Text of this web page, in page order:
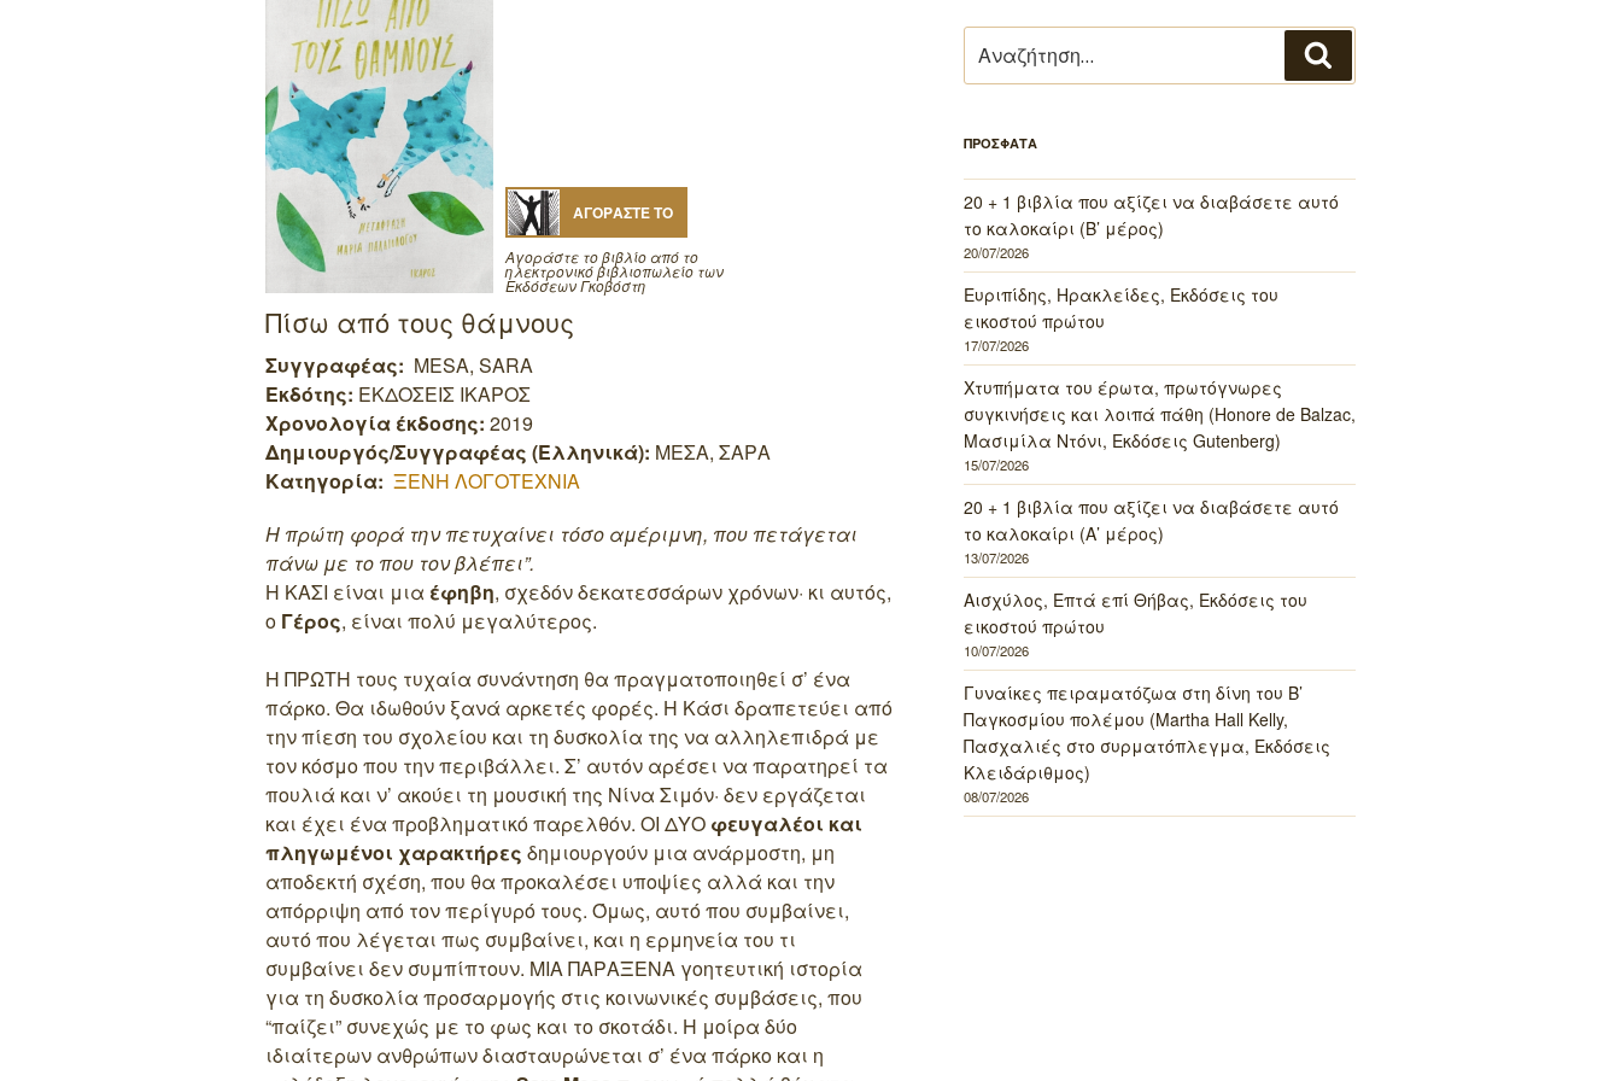
ΑΓΟΡΑΣΤΕ ΤΟ
Αγοράστε το βιβλίο από το
ηλεκτρονικό βιβλιοπωλείο των
Εκδόσεων Γκοβόστη
Πίσω από τους θάμνους
Συγγραφέας: MESA, SARA
Εκδότης: ΕΚΔΟΣΕΙΣ ΙΚΑΡΟΣ
Χρονολογία έκδοσης: 2019
Δημιουργός/Συγγραφέας (Ελληνικά): ΜΕΣΑ, ΣΑΡΑ
Κατηγορία: ΞΕΝΗ ΛΟΓΟΤΕΧΝΙΑ
Η πρώτη φορά την πετυχαίνει τόσο αμέριμνη, που πετάγεται
πάνω με το που τον βλέπει”.
Η ΚΑΣΙ είναι μια έφηβη, σχεδόν δεκατεσσάρων χρόνων· κι αυτός,
ο Γέρος, είναι πολύ μεγαλύτερος.
Η ΠΡΩΤΗ τους τυχαία συνάντηση θα πραγματοποιηθεί σ’ ένα
πάρκο. Θα ιδωθούν ξανά αρκετές φορές. Η Κάσι δραπετεύει από
την πίεση του σχολείου και τη δυσκολία της να αλληλεπιδρά με
τον κόσμο που την περιβάλλει. Σ’ αυτόν αρέσει να παρατηρεί τα
πουλιά και ν’ ακούει τη μουσική της Νίνα Σιμόν· δεν εργάζεται
και έχει ένα προβληματικό παρελθόν. ΟΙ ΔΥΟ φευγαλέοι και
πληγωμένοι χαρακτήρες δημιουργούν μια ανάρμοστη, μη
αποδεκτή σχέση, που θα προκαλέσει υποψίες αλλά και την
απόρριψη από τον περίγυρό τους. Όμως, αυτό που συμβαίνει,
αυτό που λέγεται πως συμβαίνει, και η ερμηνεία του τι
συμβαίνει δεν συμπίπτουν. ΜΙΑ ΠΑΡΑΞΕΝΑ γοητευτική ιστορία
για τη δυσκολία προσαρμογής στις κοινωνικές συμβάσεις, που
“παίζει” συνεχώς με το φως και το σκοτάδι. Η μοίρα δύο
ιδιαίτερων ανθρώπων διασταυρώνεται σ’ ένα πάρκο και η
για:
ΠΡΟΣΦΑΤΑ
20 + 1 βιβλία που αξίζει να διαβάσετε αυτό
το καλοκαίρι (Β’ μέρος)
20/07/2026
Ευριπίδης, Ηρακλείδες, Εκδόσεις του
εικοστού πρώτου
17/07/2026
Χτυπήματα του έρωτα, πρωτόγνωρες
συγκινήσεις και λοιπά πάθη (Honore de Balzac,
Μασιμίλα Ντόνι, Εκδόσεις Gutenberg)
15/07/2026
20 + 1 βιβλία που αξίζει να διαβάσετε αυτό
το καλοκαίρι (Α’ μέρος)
13/07/2026
Αισχύλος, Επτά επί Θήβας, Εκδόσεις του
εικοστού πρώτου
10/07/2026
Γυναίκες πειραματόζωα στη δίνη του Β’
Παγκοσμίου πολέμου (Martha Hall Kelly,
Πασχαλιές στο συρματόπλεγμα, Εκδόσεις
Κλειδάριθμος)
08/07/2026